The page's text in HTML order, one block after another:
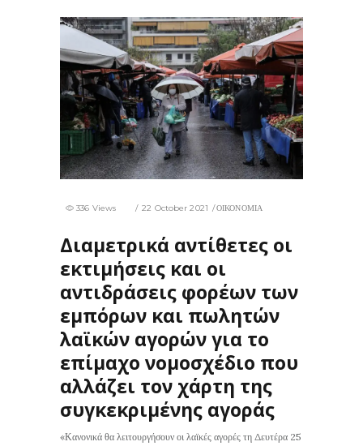
22 October 2021 ΟΙΚΟΝΟΜΙΑ
336 Views
Διαμετρικά αντίθετες οι
εκτιμήσεις και οι
αντιδράσεις φορέων των
εμπόρων και πωλητών
λαϊκών αγορών για το
επίμαχο νομοσχέδιο που
αλλάζει τον χάρτη της
συγκεκριμένης αγοράς
«Κανονικά θα λειτουργήσουν οι λαϊκές αγορές τη Δευτέρα 25